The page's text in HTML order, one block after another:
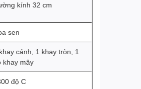
kính 32 cm
sen
cánh, 1 khay tròn, 1
khay mây
độ C